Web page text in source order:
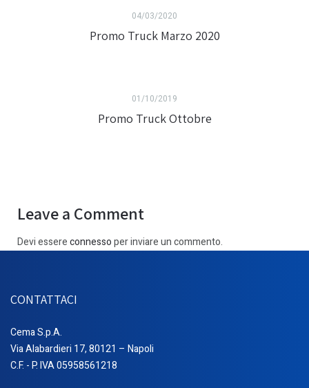
04/03/2020
Promo Truck Marzo 2020
01/10/2019
Promo Truck Ottobre
Leave a Comment
Devi essereconnessoper inviare un commento.
CONTATTACI
Cema S.p.A.
Via Alabardieri 17, 80121 – Napoli
C.F. - P. IVA 05958561218